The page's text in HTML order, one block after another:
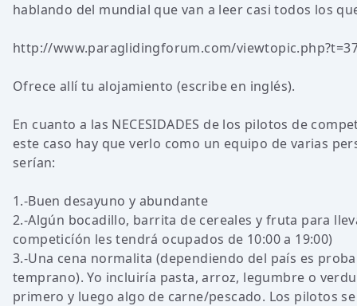
hablando del mundial que van a leer casi todos los
http://www.paraglidingforum.com/
Ofrece allí tu alojamiento (escribe en inglés).
En cuanto a las NECESIDADES de los pilotos de
este caso hay que verlo como un equipo de varias
serían:
1.-Buen desayuno y abundante
2.-Algún bocadillo, barrita de cereales y fruta para
competicíón les tendrá ocupados de 10:00 a 19:00)
3.-Una cena normalita (dependiendo del país es
temprano). Yo incluiría pasta, arroz, legumbre o
primero y luego algo de carne/pescado. Los pilotos